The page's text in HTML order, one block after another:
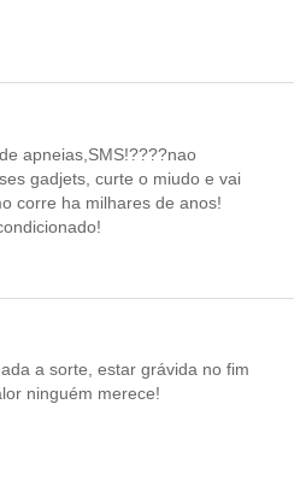
apneias,SMS!????nao
gadjets, curte o miudo e vai
corre ha milhares de anos!
a sorte, estar grávida no fim
ninguém merece!